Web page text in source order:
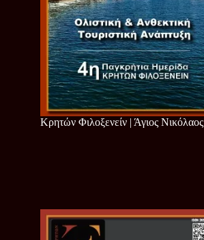
Κρητών Φιλοξενείν | Άγιος Νικόλαος